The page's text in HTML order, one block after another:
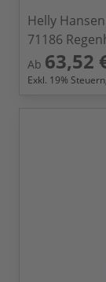
Helly
71186
Ab 63,52
Exkl. 19%